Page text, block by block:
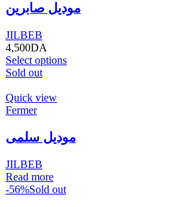
موديل صابرين
JILBEB
4,500DA
Select options
Sold out
Quick view
Fermer
موديل سلمى
JILBEB
Read more
-56%Sold out